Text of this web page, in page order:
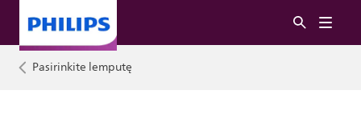
Pasirinkite lemputę